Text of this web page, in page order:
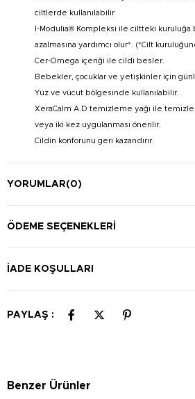
ciltlerde kullanılabilir
I-Modulia® Kompleksi ile ciltteki kuruluğa
azalmasına yardımcı olur*. (*Cilt
Cer-Omega içeriği ile cildi besler.
Bebekler, çocuklar ve yetişkinler için
Yüz ve vücut bölgesinde kullanılabilir.
XeraCalm A.D temizleme yağı ile
veya iki kez uygulanması önerilir.
Cildin konforunu geri kazandırır.
YORUMLAR(0)
ÖDEME SEÇENEKLERI
İADE KOŞULLARI
PAYLAŞ :
Benzer Ürünler